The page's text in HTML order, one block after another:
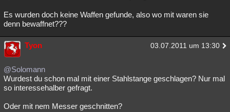
Es wurden doch keine Waffen gefunde, also wo mit waren sie
denn bewaffnet???
Tyon 03.07.2011 um 13:30
@Solomann
Wurdest du schon mal mit einer Stahlstange geschlagen? Nur mal
so interessehalber gefragt.
Oder mit nem Messer geschnitten?